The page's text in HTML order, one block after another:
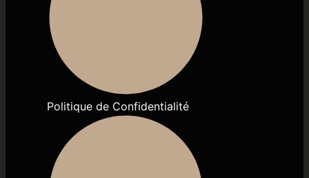
Politique de Confidentialité